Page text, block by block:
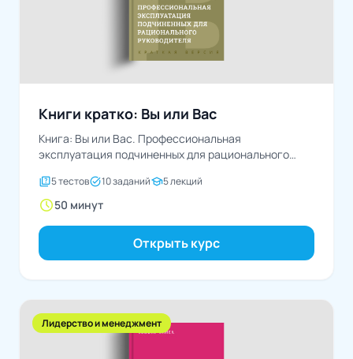
Книги кратко: Вы или Вас
Книга: Вы или Вас. Профессиональная
эксплуатация подчиненных для рационального
quiz5 тестовtask_alt10 заданийschool5 лекций
schedule50 минут
Открыть курс
Лидерство и менеджмент